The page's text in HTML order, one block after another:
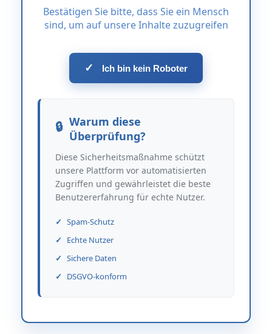
Bestätigen Sie bitte, dass Sie ein Mensch
sind, um auf unsere Inhalte zuzugreifen
✓ Ich bin kein Roboter
Warum diese
Überprüfung?
Diese Sicherheitsmaßnahme schützt
unsere Plattform vor automatisierten
Zugriffen und gewährleistet die beste
Benutzererfahrung für echte Nutzer.
Spam-Schutz
Echte Nutzer
Sichere Daten
DSGVO-konform